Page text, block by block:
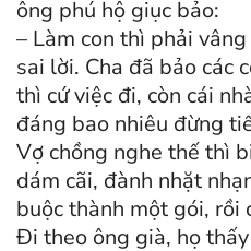
ông phú hộ giục bảo:
– Làm con thì phải
sai lời. Cha đã bảo các
thì cứ việc đi, còn cái
đáng bao nhiêu đừng
Vợ chồng nghe thế thì
dám cãi, đành nhặt
buộc thành một gói, rồi
Đi theo ông già, họ